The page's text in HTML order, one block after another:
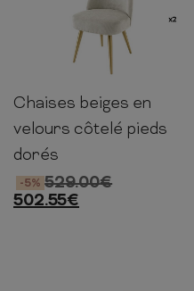
89cm 49cm
Chaises beiges en
velours côtelé pieds
dorés
529.00€
-5%
502.55€